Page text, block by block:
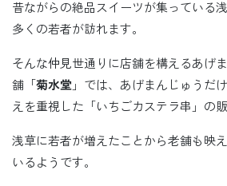
昔ながらの絶品スイーツが集っている
多くの若者が訪れます。
そんな仲見世通りに店舗を構えるあげ
舗「菊水堂 」では、あげまんじゅうだ
えを重視した「いちごカステラ串」の
浅草に若者が増えたことから老舗も映
いるようです。